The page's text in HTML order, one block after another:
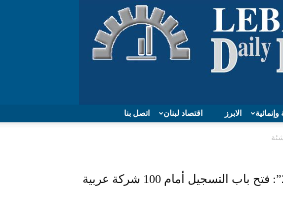
اتصل بنا اقتصاد لبنان الابرز
“دافوس- البحر الميت 2019”: فتح باب التسجيل أمام 100 شركة عربية